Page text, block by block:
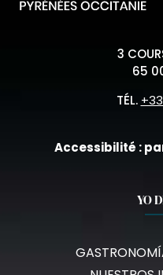
3
65
TÉL.
Accessibilité :
YO